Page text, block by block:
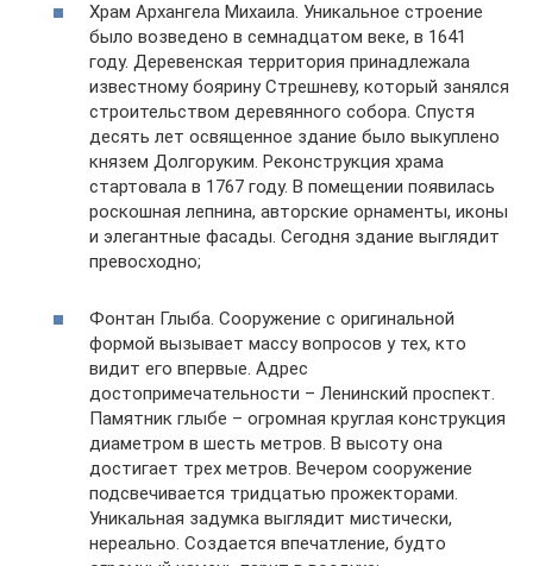
Храм Архангела Михаила. Уникальное строение
было возведено в семнадцатом веке, в 1641
году. Деревенская территория принадлежала
известному боярину Стрешневу, который занялся
строительством деревянного собора. Спустя
десять лет освященное здание было выкуплено
князем Долгоруким. Реконструкция храма
стартовала в 1767 году. В помещении появилась
роскошная лепнина, авторские орнаменты, иконы
и элегантные фасады. Сегодня здание выглядит
превосходно;
Фонтан Глыба. Сооружение с оригинальной
формой вызывает массу вопросов у тех, кто
видит его впервые. Адрес
достопримечательности – Ленинский проспект.
Памятник глыбе – огромная круглая конструкция
диаметром в шесть метров. В высоту она
достигает трех метров. Вечером сооружение
подсвечивается тридцатью прожекторами.
Уникальная задумка выглядит мистически,
нереально. Создается впечатление, будто